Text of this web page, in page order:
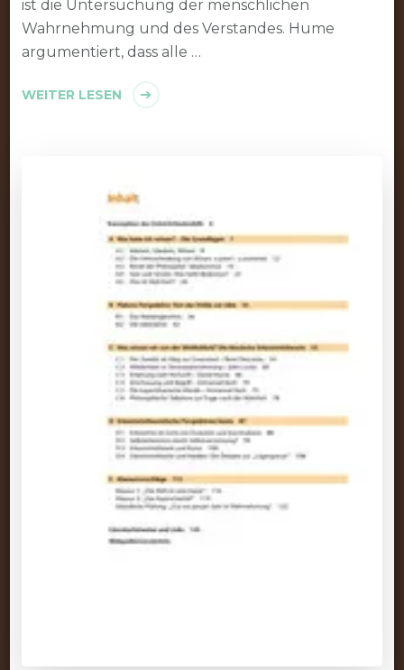
ist die Untersuchung der menschlichen
Wahrnehmung und des Verstandes. Hume
argumentiert, dass alle …
WEITER LESEN